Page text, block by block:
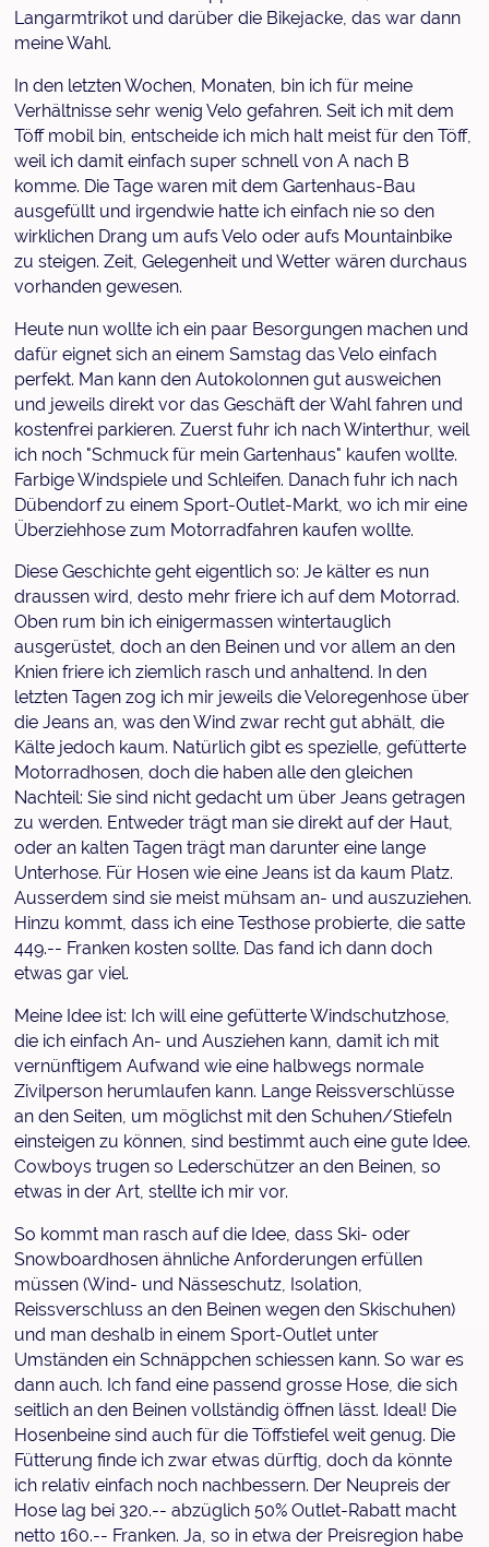
Langarmtrikot und darüber die Bikejacke, das war dann
meine Wahl.
In den letzten Wochen, Monaten, bin ich für meine
Verhältnisse sehr wenig Velo gefahren. Seit ich mit dem
Töff mobil bin, entscheide ich mich halt meist für den Töff,
weil ich damit einfach super schnell von A nach B
komme. Die Tage waren mit dem Gartenhaus-Bau
ausgefüllt und irgendwie hatte ich einfach nie so den
wirklichen Drang um aufs Velo oder aufs Mountainbike
zu steigen. Zeit, Gelegenheit und Wetter wären durchaus
vorhanden gewesen.
Heute nun wollte ich ein paar Besorgungen machen und
dafür eignet sich an einem Samstag das Velo einfach
perfekt. Man kann den Autokolonnen gut ausweichen
und jeweils direkt vor das Geschäft der Wahl fahren und
kostenfrei parkieren. Zuerst fuhr ich nach Winterthur, weil
ich noch "Schmuck für mein Gartenhaus" kaufen wollte.
Farbige Windspiele und Schleifen. Danach fuhr ich nach
Dübendorf zu einem Sport-Outlet-Markt, wo ich mir eine
Überziehhose zum Motorradfahren kaufen wollte.
Diese Geschichte geht eigentlich so: Je kälter es nun
draussen wird, desto mehr friere ich auf dem Motorrad.
Oben rum bin ich einigermassen wintertauglich
ausgerüstet, doch an den Beinen und vor allem an den
Knien friere ich ziemlich rasch und anhaltend. In den
letzten Tagen zog ich mir jeweils die Veloregenhose über
die Jeans an, was den Wind zwar recht gut abhält, die
Kälte jedoch kaum. Natürlich gibt es spezielle, gefütterte
Motorradhosen, doch die haben alle den gleichen
Nachteil: Sie sind nicht gedacht um über Jeans getragen
zu werden. Entweder trägt man sie direkt auf der Haut,
oder an kalten Tagen trägt man darunter eine lange
Unterhose. Für Hosen wie eine Jeans ist da kaum Platz.
Ausserdem sind sie meist mühsam an- und auszuziehen.
Hinzu kommt, dass ich eine Testhose probierte, die satte
449.-- Franken kosten sollte. Das fand ich dann doch
etwas gar viel.
Meine Idee ist: Ich will eine gefütterte Windschutzhose,
die ich einfach An- und Ausziehen kann, damit ich mit
vernünftigem Aufwand wie eine halbwegs normale
Zivilperson herumlaufen kann. Lange Reissverschlüsse
an den Seiten, um möglichst mit den Schuhen/Stiefeln
einsteigen zu können, sind bestimmt auch eine gute Idee.
Cowboys trugen so Lederschützer an den Beinen, so
etwas in der Art, stellte ich mir vor.
So kommt man rasch auf die Idee, dass Ski- oder
Snowboardhosen ähnliche Anforderungen erfüllen
müssen (Wind- und Nässeschutz, Isolation,
Reissverschluss an den Beinen wegen den Skischuhen)
und man deshalb in einem Sport-Outlet unter
Umständen ein Schnäppchen schiessen kann. So war es
dann auch. Ich fand eine passend grosse Hose, die sich
seitlich an den Beinen vollständig öffnen lässt. Ideal! Die
Hosenbeine sind auch für die Töffstiefel weit genug. Die
Fütterung finde ich zwar etwas dürftig, doch da könnte
ich relativ einfach noch nachbessern. Der Neupreis der
Hose lag bei 320.-- abzüglich 50% Outlet-Rabatt macht
netto 160.-- Franken. Ja, so in etwa der Preisregion habe